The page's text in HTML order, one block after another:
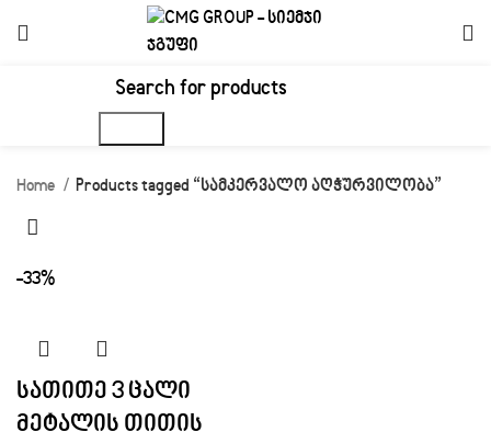
Home Products tagged “სამკერვალო აღჭურვილობა”
-33%
სათითე 3 ცალი
მეტალის თითის